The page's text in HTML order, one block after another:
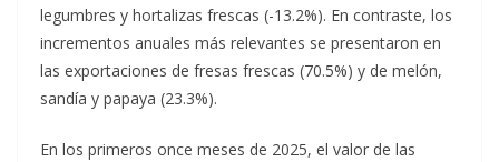
legumbres y hortalizas frescas (-13.2%). En contraste, los
incrementos anuales más relevantes se presentaron en
las exportaciones de fresas frescas (70.5%) y de melón,
sandía y papaya (23.3%).
En los primeros once meses de 2025, el valor de las